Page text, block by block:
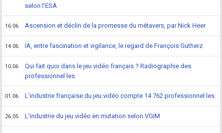
selon l'ESA
16.06 Ascension et déclin de la promesse du métavers, par Nick Heer
14.06 IA, entre fascination et vigilance, le regard de François Gutherz
10.06
Qui fait quoi dans le jeu vidéo français ? Radiographie des
professionnel·les
01.06 L'industrie française du jeu vidéo compte 14 762 professionnel·les
26.05 L'industrie du jeu vidéo en mutation selon VGIM